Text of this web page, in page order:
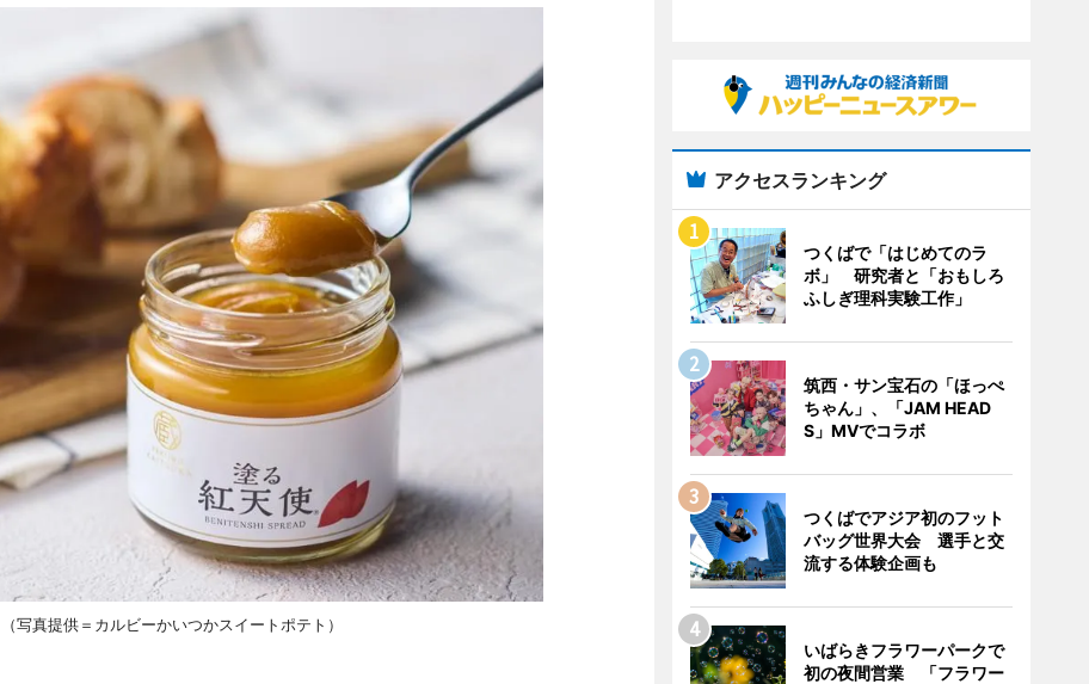
写真提供＝カルビーかいつかスイートポテト）
アクセスランキング
つくばで「はじめてのラ
ボ」 研究者と「おもしろ
ふしぎ理科実験工作」
筑西・サン宝石の「ほっぺ
ちゃん」、「JAM HEAD
S」MVでコラボ
つくばでアジア初のフット
バッグ世界大会 選手と交
流する体験企画も
いばらきフラワーパークで
初の夜間営業 「フラワー